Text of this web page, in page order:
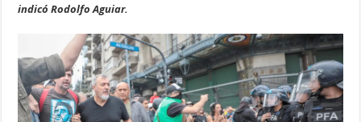
indicó Rodolfo Aguiar.